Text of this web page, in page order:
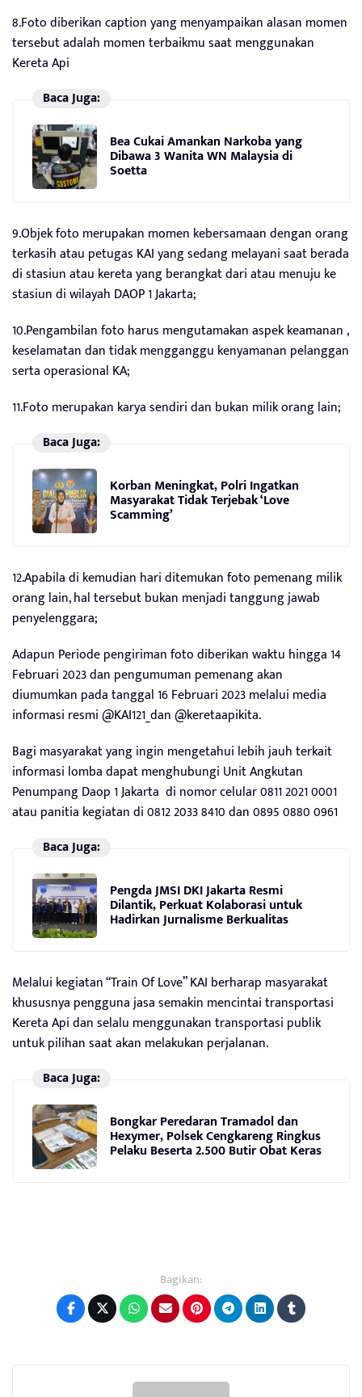
8.Foto diberikan caption yang menyampaikan alasan momen
tersebut adalah momen terbaikmu saat menggunakan
Kereta Api
Baca Juga:
Bea Cukai Amankan Narkoba yang
Dibawa 3 Wanita WN Malaysia di
Soetta
9.Objek foto merupakan momen kebersamaan dengan orang
terkasih atau petugas KAI yang sedang melayani saat berada
di stasiun atau kereta yang berangkat dari atau menuju ke
stasiun di wilayah DAOP 1 Jakarta;
10.Pengambilan foto harus mengutamakan aspek keamanan ,
keselamatan dan tidak mengganggu kenyamanan pelanggan
serta operasional KA;
11.Foto merupakan karya sendiri dan bukan milik orang lain;
Baca Juga:
Korban Meningkat, Polri Ingatkan
Masyarakat Tidak Terjebak ‘Love
Scamming’
12.Apabila di kemudian hari ditemukan foto pemenang milik
orang lain, hal tersebut bukan menjadi tanggung jawab
penyelenggara;
Adapun Periode pengiriman foto diberikan waktu hingga 14
Februari 2023 dan pengumuman pemenang akan
diumumkan pada tanggal 16 Februari 2023 melalui media
informasi resmi @KAI121_dan @keretaapikita.
Bagi masyarakat yang ingin mengetahui lebih jauh terkait
informasi lomba dapat menghubungi Unit Angkutan
Penumpang Daop 1 Jakarta di nomor celular 0811 2021 0001
atau panitia kegiatan di 0812 2033 8410 dan 0895 0880 0961
Baca Juga:
Pengda JMSI DKI Jakarta Resmi
Dilantik, Perkuat Kolaborasi untuk
Hadirkan Jurnalisme Berkualitas
Melalui kegiatan “Train Of Love” KAI berharap masyarakat
khususnya pengguna jasa semakin mencintai transportasi
Kereta Api dan selalu menggunakan transportasi publik
untuk pilihan saat akan melakukan perjalanan.
Baca Juga:
Bongkar Peredaran Tramadol dan
Hexymer, Polsek Cengkareng Ringkus
Pelaku Beserta 2.500 Butir Obat Keras
Bagikan: